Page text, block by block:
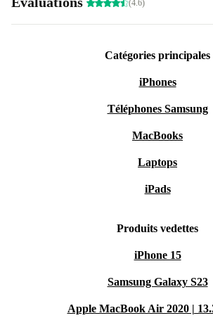
(4.6)
Catégories principales
iPhones
Téléphones Samsung
MacBooks
Laptops
iPads
Produits vedettes
iPhone 15
Samsung Galaxy S23
Apple MacBook Air 2020 |